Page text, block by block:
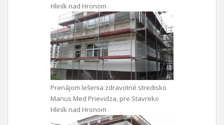
Hliník nad Hronom
Prenájom lešenia zdravotné stredisko
Manus Med Prievidza, pre Stavreko
Hliník nad Hronom